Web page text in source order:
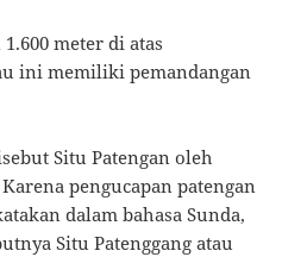
meter di atas
ini memiliki pemandangan
Situ Patengan oleh
pengucapan patengan
dalam bahasa Sunda,
Situ Patenggang atau